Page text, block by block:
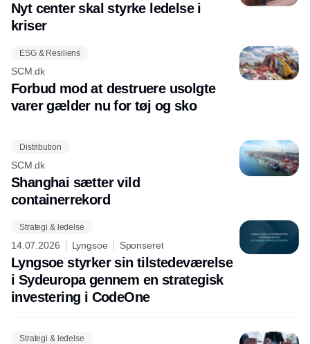
Nyt center skal styrke ledelse i
kriser
ESG & Resiliens
SCM.dk
Forbud mod at destruere usolgte
varer gælder nu for tøj og sko
Distribution
SCM.dk
Shanghai sætter vild
containerrekord
Strategi & ledelse
14.07.2026 Lyngsoe Sponseret
Lyngsoe styrker sin tilstedeværelse
i Sydeuropa gennem en strategisk
investering i CodeOne
Strategi & ledelse